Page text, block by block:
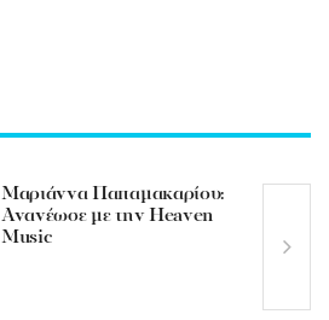
Μαριάννα Παπαμακαρίου:
Ανανέωσε με την Heaven
Music